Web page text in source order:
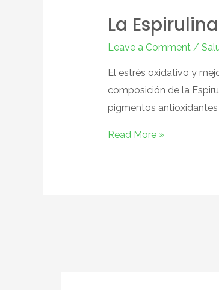
La
Leave a Comment /
El estrés oxidativo y
composición de la
pigmentos
Read More »